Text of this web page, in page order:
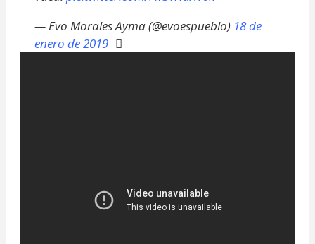
— Evo Morales Ayma (@evoespueblo) 18 de
enero de 2019